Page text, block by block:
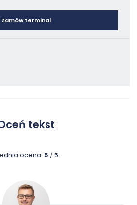
Zamów terminal
tekst
ocena: 5 / 5.